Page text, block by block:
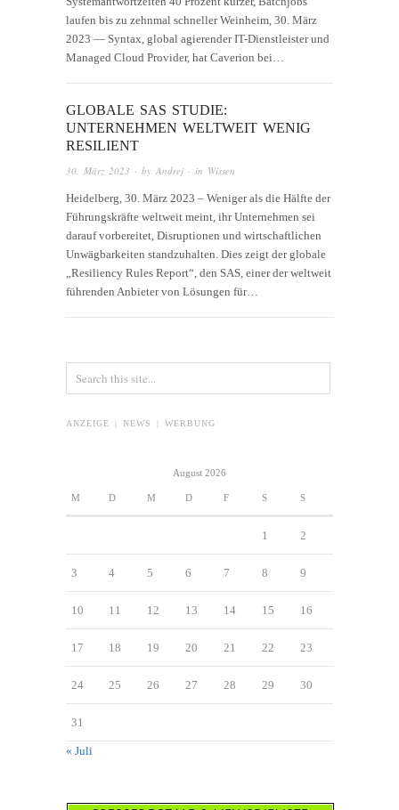
laufen bis zu zehnmal schneller Weinheim, 30. März
2023 — Syntax, global agierender IT-Dienstleister und
Managed Cloud Provider, hat Caverion bei…
GLOBALE SAS STUDIE:
UNTERNEHMEN WELTWEIT WENIG
RESILIENT
30. März 2023 · by Andrej · in Wissen
Heidelberg, 30. März 2023 – Weniger als die Hälfte der
Führungskräfte weltweit meint, ihr Unternehmen sei
darauf vorbereitet, Disruptionen und wirtschaftlichen
Unwägbarkeiten standzuhalten. Dies zeigt der globale
„Resiliency Rules Report“, den SAS, einer der weltweit
führenden Anbieter von Lösungen für…
ANZEIGE | NEWS | WERBUNG
August 2026
M D M D F S S
1 2
3 4 5 6 7 8 9
10 11 12 13 14 15 16
17 18 19 20 21 22 23
24 25 26 27 28 29 30
31
« Juli